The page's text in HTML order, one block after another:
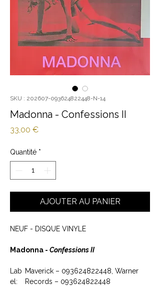
SKU : 202607-093624822448-N-14
Madonna - Confessions II
33,00 €Prix
Quantité *
AJOUTER AU PANIER
NEUF - DISQUE VINYLE
Madonna - Confessions II
Lab
el:
Maverick – 093624822448, Warner
Records – 093624822448